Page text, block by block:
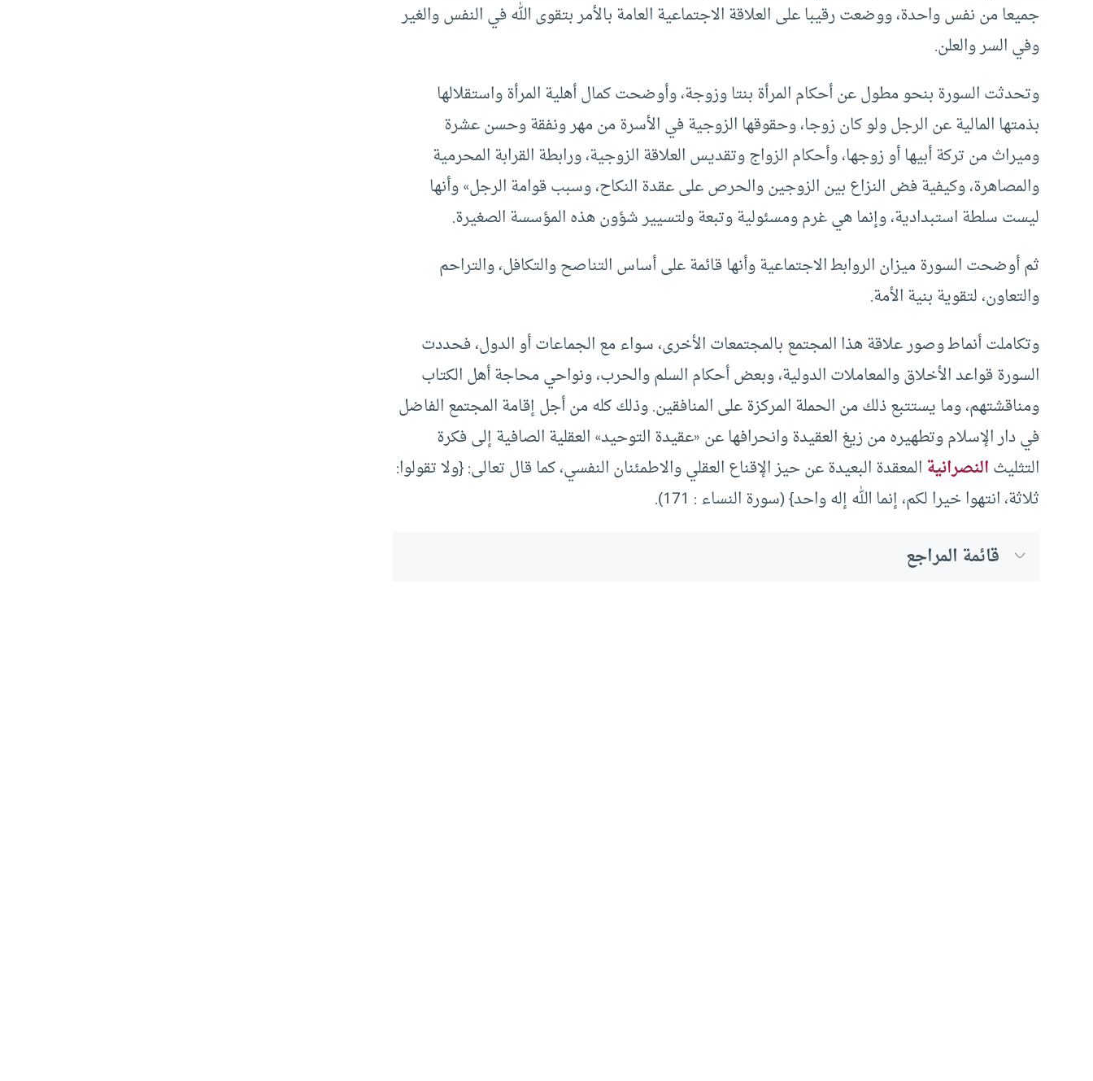
جميعا من نفس واحدة، ووضعت رقيبا على العلاقة الاجتماعية العامة بالأمر بتقوى الله في النفس والغير
وفي السر والعلن.
وتحدثت السورة بنحو مطول عن أحكام المرأة بنتا وزوجة، وأوضحت كمال أهلية المرأة واستقلالها
بذمتها المالية عن الرجل ولو كان زوجا، وحقوقها الزوجية في الأسرة من مهر ونفقة وحسن عشرة
وميراث من تركة أبيها أو زوجها، وأحكام الزواج وتقديس العلاقة الزوجية، ورابطة القرابة المحرمية
والمصاهرة، وكيفية فض النزاع بين الزوجين والحرص على عقدة النكاح، وسبب قوامة الرجل» وأنها
ليست سلطة استبدادية، وإنما هي غرم ومسئولية وتبعة ولتسيير شؤون هذه المؤسسة الصغيرة.
ثم أوضحت السورة ميزان الروابط‍ الاجتماعية وأنها قائمة على أساس التناصح والتكافل، والتراحم
والتعاون، لتقوية بنية الأمة.
وتكاملت أنماط‍ وصور علاقة هذا المجتمع بالمجتمعات الأخرى، سواء مع الجماعات أو الدول، فحددت
السورة قواعد الأخلاق والمعاملات الدولية، وبعض أحكام السلم والحرب، ونواحي محاجة أهل الكتاب
ومناقشتهم، وما يستتبع ذلك من الحملة المركزة على المنافقين. وذلك كله من أجل إقامة المجتمع الفاضل
في دار الإسلام وتطهيره من زيغ العقيدة وانحرافها عن «عقيدة التوحيد» العقلية الصافية إلى فكرة
التثليثالنصرانيةالمعقدة البعيدة عن حيز الإقناع العقلي والاطمئنان النفسي، كما قال تعالى: {ولا تقولوا:
ثلاثة، انتهوا خيرا لكم، إنما الله إله واحد} (سورة النساء : 171).
قائمة المراجع